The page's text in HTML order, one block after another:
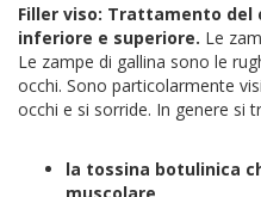
Filler viso: Trattamento del
inferiore e superiore. Le
Le zampe di gallina sono le
occhi. Sono particolarmente
occhi e si sorride. In genere si
la tossina botulinica